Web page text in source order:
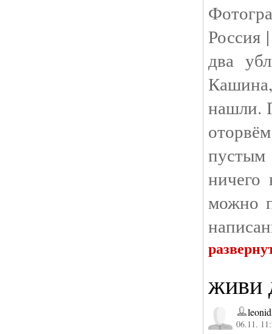
Россия
два
нашли.
ничего
можно
живи
06.11.